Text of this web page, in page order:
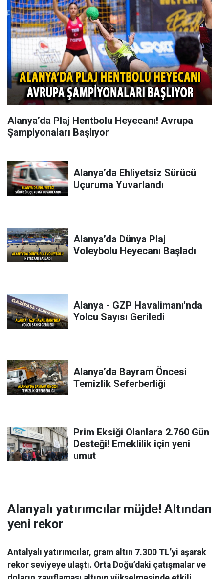
Alanya’da Plaj Hentbolu Heyecanı! Avrupa
Şampiyonaları Başlıyor
Alanya’da Ehliyetsiz Sürücü
Uçuruma Yuvarlandı
Alanya’da Dünya Plaj
Voleybolu Heyecanı Başladı
Alanya - GZP Havalimanı'nda
Yolcu Sayısı Geriledi
Alanya’da Bayram Öncesi
Temizlik Seferberliği
Prim Eksiği Olanlara 2.760 Gün
Desteği! Emeklilik için yeni
umut
Alanyalı yatırımcılar müjde! Altından
yeni rekor
Antalyalı yatırımcılar, gram altın 7.300 TL’yi aşarak
rekor seviyeye ulaştı. Orta Doğu’daki çatışmalar ve